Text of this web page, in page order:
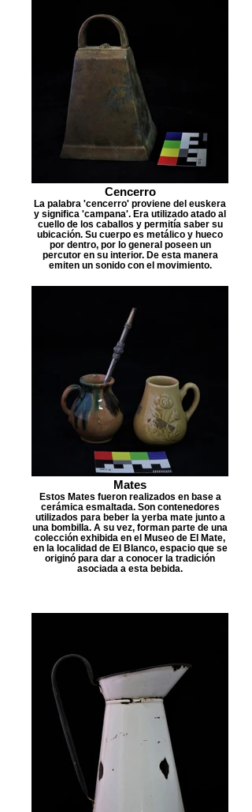
Cencerro
La palabra 'cencerro' proviene del euskera
y significa 'campana'. Era utilizado atado al
cuello de los caballos y permitía saber su
ubicación. Su cuerpo es metálico y hueco
por dentro, por lo general poseen un
percutor en su interior. De esta manera
emiten un sonido con el movimiento.
Mates
Estos Mates fueron realizados en base a
cerámica esmaltada. Son contenedores
utilizados para beber la yerba mate junto a
una bombilla. A su vez, forman parte de una
colección exhibida en el Museo de El Mate,
en la localidad de El Blanco, espacio que se
originó para dar a conocer la tradición
asociada a esta bebida.